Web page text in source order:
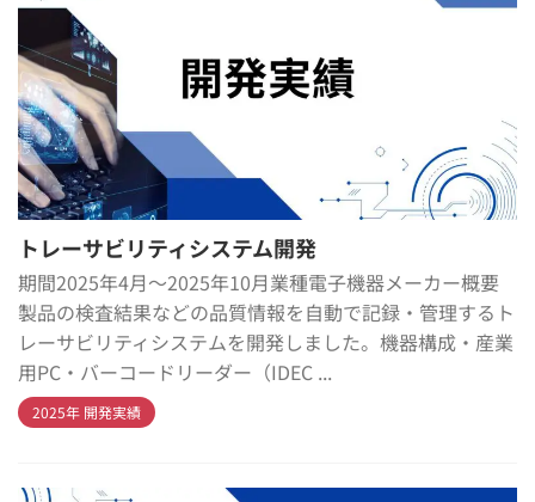
トレーサビリティシステム開発
期間2025年4月～2025年10月業種電子機器メーカー概要
製品の検査結果などの品質情報を自動で記録・管理するト
レーサビリティシステムを開発しました。機器構成・産業
用PC・バーコードリーダー（IDEC ...
2025年 開発実績